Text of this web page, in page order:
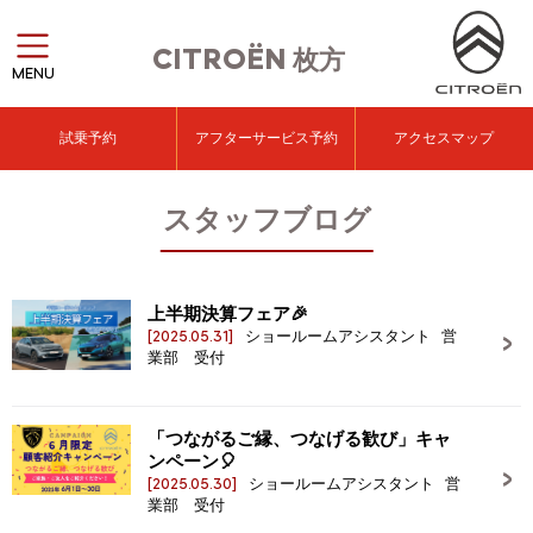
CITROËN 枚方
MENU
試乗予約 アフターサービス予約 アクセスマップ
スタッフブログ
上半期決算フェア🎉
[2025.05.31]
ショールームアシスタント 営
業部 受付
「つながるご縁、つなげる歓び」キャ
ンペーン🎈
[2025.05.30]
ショールームアシスタント 営
業部 受付